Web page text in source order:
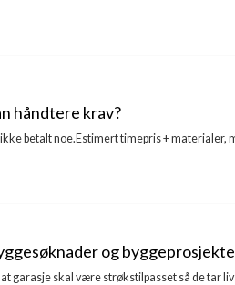
håndtere krav?
betalt noe.Estimert timepris + materialer,
og
garasje skal være strøkstilpasset så de tar